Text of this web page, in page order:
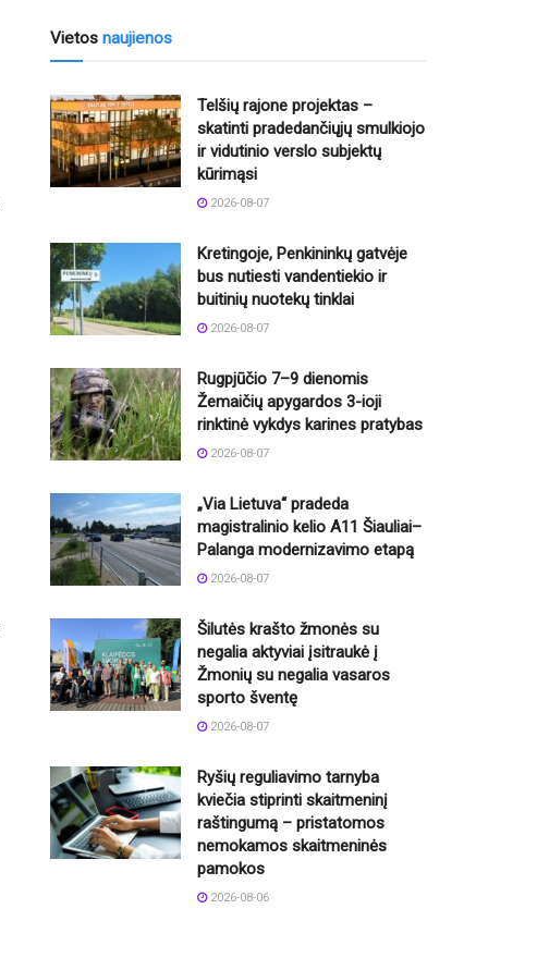
Vietos naujienos
Telšių rajone projektas –
skatinti pradedančiųjų smulkiojo
ir vidutinio verslo subjektų
kūrimąsi
2026-08-07
Kretingoje, Penkininkų gatvėje
bus nutiesti vandentiekio ir
buitinių nuotekų tinklai
2026-08-07
Rugpjūčio 7–9 dienomis
Žemaičių apygardos 3-ioji
rinktinė vykdys karines pratybas
2026-08-07
„Via Lietuva“ pradeda
magistralinio kelio A11 Šiauliai–
Palanga modernizavimo etapą
2026-08-07
Šilutės krašto žmonės su
negalia aktyviai įsitraukė į
Žmonių su negalia vasaros
sporto šventę
2026-08-07
Ryšių reguliavimo tarnyba
kviečia stiprinti skaitmeninį
raštingumą – pristatomos
nemokamos skaitmeninės
pamokos
2026-08-06